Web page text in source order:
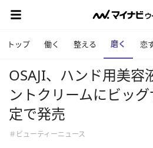
トップ 働く 整える 磨く 恋
OSAJI、ハンド用美容
ントクリームにビッ
定で発売
＃ビューティーニュース